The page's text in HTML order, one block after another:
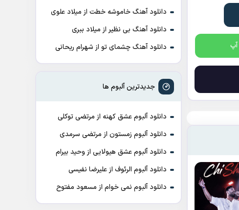
دانلود آهنگ خاموشه خطت از میلاد علوی
دانلود آهنگ بی نظیر از میلاد ببری
دانلود آهنگ چشمای تو از شهرام ریحانی
جدیدترین آلبوم ها
دانلود آلبوم عشق کهنه از مرتضی توکلی
دانلود آلبوم زمستون از مرتضی سرمدی
دانلود آلبوم عشق هیولایی از وحید بیرام
دانلود آلبوم الرئوف از علیرضا نفیسی
دانلود آلبوم نمی خوام از مسعود مفتوح